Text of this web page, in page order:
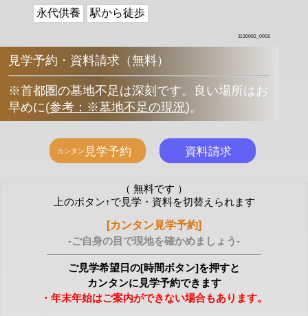
永代供養 駅から徒歩
1130092_0002
見学予約・資料請求（無料）
※首都圏の墓地不足は深刻です。良い場所はお
早めに(参考：※墓地不足の現況)。
（ 無料です ）
上のボタン↑で見学・資料を切替えられます
[カンタン見学予約]
-ご自身の目で現地を確かめましょう-
ご見学希望日の[時間ボタン]を押すと
カンタンに見学予約できます
・年末年始はご案内ができない場合もあります。